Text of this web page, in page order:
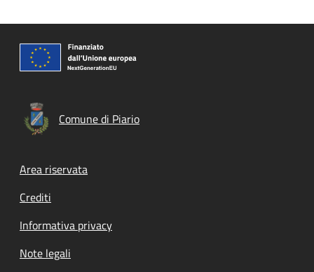
Comune di Piario
Footer menu
Area riservata
Crediti
Informativa privacy
Note legali